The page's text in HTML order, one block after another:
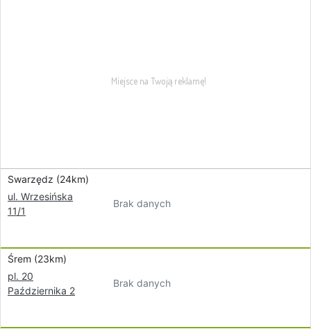
Swarzędz (24km)
ul. Wrzesińska
11/1
Brak danych
Śrem (23km)
pl. 20
Października 2
Brak danych